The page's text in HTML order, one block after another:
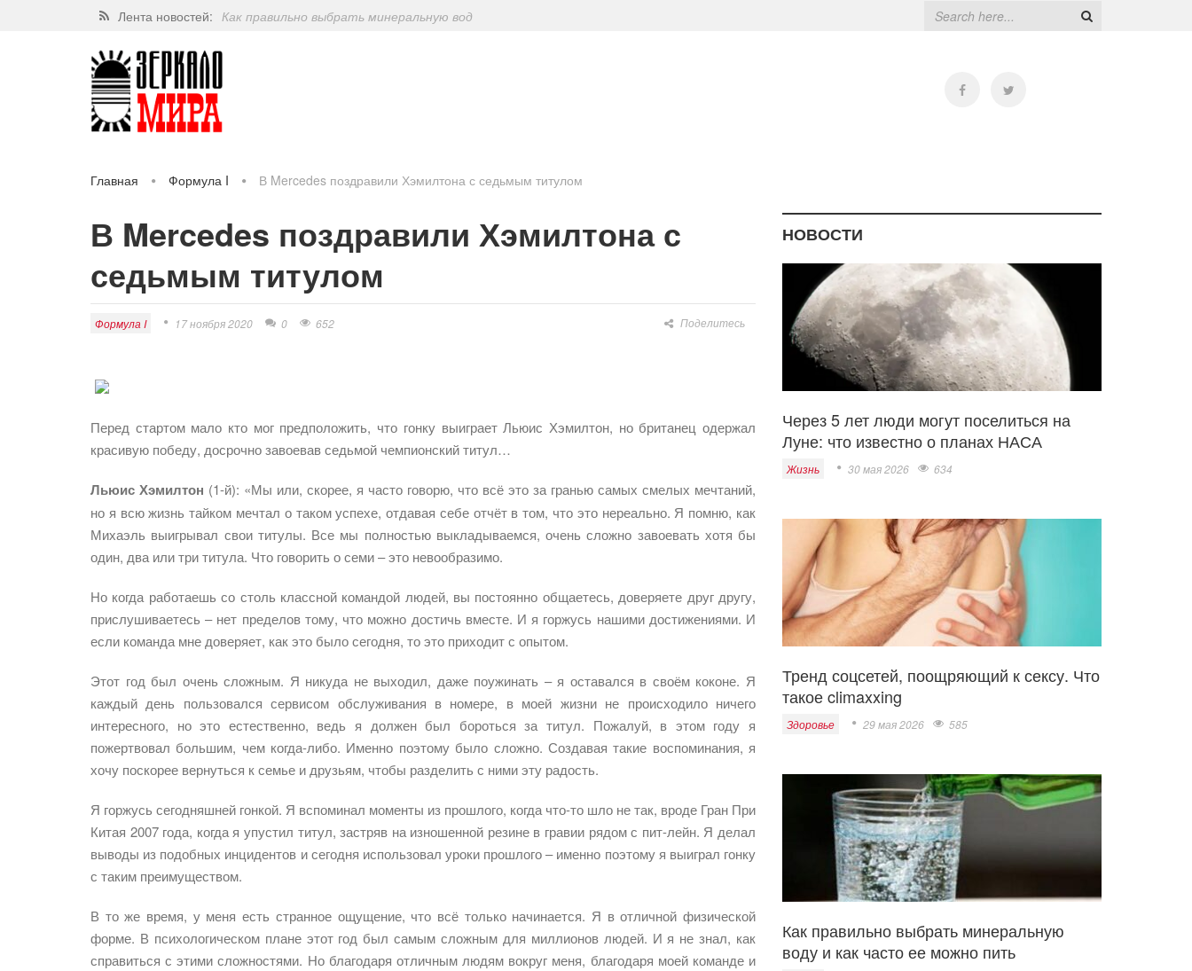
Лента новостей: Как правильно выбрать минеральную вод
Какие орехи самые полезные: диетологи
Главная Формула I В Mercedes поздравили Хэмилтона с седьмым титулом
В Mercedes поздравили Хэмилтона с
седьмым титулом
Формула I 17 ноября 2020 0 652 Поделитесь
Перед стартом мало кто мог предположить, что гонку выиграет Льюис Хэмилтон, но британец одержал
красивую победу, досрочно завоевав седьмой чемпионский титул…
Льюис Хэмилтон (1-й): «Мы или, скорее, я часто говорю, что всё это за гранью самых смелых мечтаний,
но я всю жизнь тайком мечтал о таком успехе, отдавая себе отчёт в том, что это нереально. Я помню, как
Михаэль выигрывал свои титулы. Все мы полностью выкладываемся, очень сложно завоевать хотя бы
один, два или три титула. Что говорить о семи – это невообразимо.
Но когда работаешь со столь классной командой людей, вы постоянно общаетесь, доверяете друг другу,
прислушиваетесь – нет пределов тому, что можно достичь вместе. И я горжусь нашими достижениями. И
если команда мне доверяет, как это было сегодня, то это приходит с опытом.
Этот год был очень сложным. Я никуда не выходил, даже поужинать – я оставался в своём коконе. Я
каждый день пользовался сервисом обслуживания в номере, в моей жизни не происходило ничего
интересного, но это естественно, ведь я должен был бороться за титул. Пожалуй, в этом году я
пожертвовал большим, чем когда-либо. Именно поэтому было сложно. Создавая такие воспоминания, я
хочу поскорее вернуться к семье и друзьям, чтобы разделить с ними эту радость.
Я горжусь сегодняшней гонкой. Я вспоминал моменты из прошлого, когда что-то шло не так, вроде Гран При
Китая 2007 года, когда я упустил титул, застряв на изношенной резине в гравии рядом с пит-лейн. Я делал
выводы из подобных инцидентов и сегодня использовал уроки прошлого – именно поэтому я выиграл гонку
с таким преимуществом.
В то же время, у меня есть странное ощущение, что всё только начинается. Я в отличной физической
форме. В психологическом плане этот год был самым сложным для миллионов людей. И я не знал, как
справиться с этими сложностями. Но благодаря отличным людям вокруг меня, благодаря моей команде и
НОВОСТИ
Через 5 лет люди могут поселиться на
Луне: что известно о планах НАСА
Жизнь 30 мая 2026 634
Тренд соцсетей, поощряющий к сексу. Что
такое climaxxing
Здоровье 29 мая 2026 585
Как правильно выбрать минеральную
воду и как часто ее можно пить